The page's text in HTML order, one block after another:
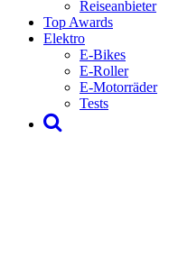
Reiseanbieter
Top Awards
Elektro
E-Bikes
E-Roller
E-Motorräder
Tests